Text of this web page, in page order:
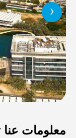
›
معلومات عنا Dubai Production City